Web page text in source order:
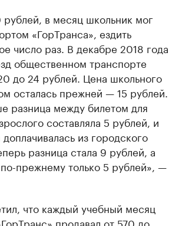
рублей, в месяц школьник мог
«ГорТранса», ездить
число раз. В декабре 2018 года
общественном транспорте
до 24 рублей. Цена школьного
осталась прежней — 15 рублей.
разница между билетом для
составляла 5 рублей, и
из городского
разница стала 9 рублей, а
прежнему только 5 рублей», —
что каждый учебный месяц
продавал от 570 до